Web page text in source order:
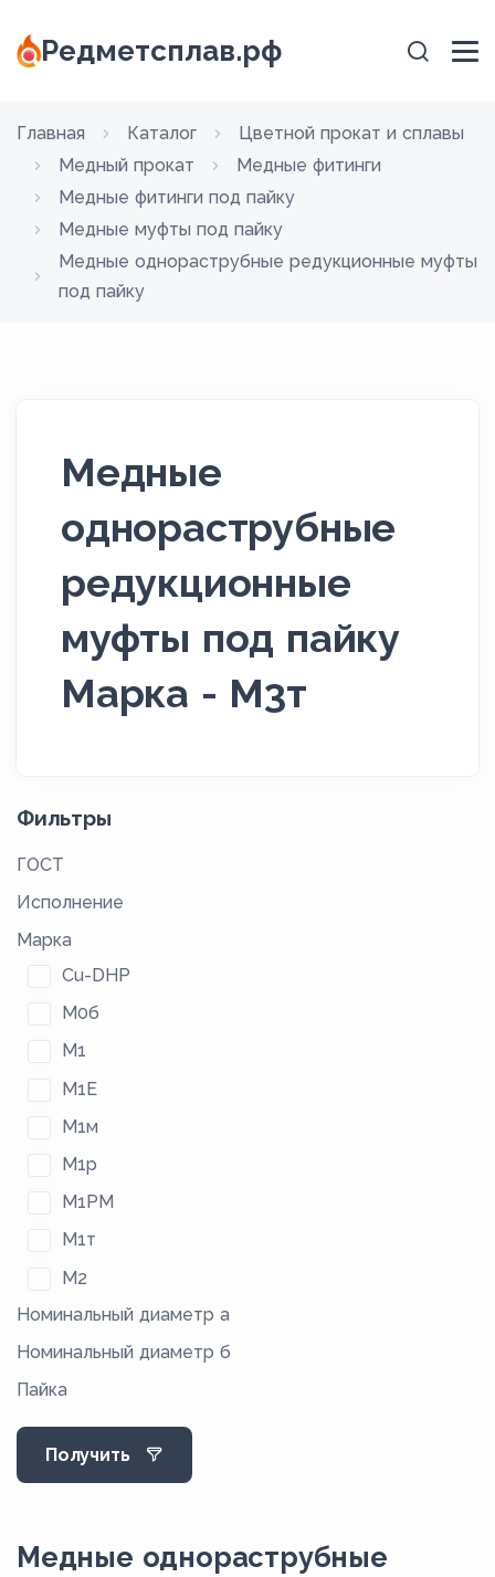
Редметсплав.рф
Главная Каталог
Цветной прокат и сплавы
Медный прокат
Медные фитинги
Медные фитинги под пайку
Медные муфты под пайку
Медные однораструбные редукционные муфты
под пайку
Медные
однораструбные
редукционные
муфты под пайку
Марка - М3т
Фильтры
ГОСТ
Исполнение
Марка
Cu-DHP
М0б
М1
М1Е
М1м
М1р
М1РМ
М1т
М2
М2м
М2р
М2РМ
М2т
М3
Номинальный диаметр а
Номинальный диаметр б
Пайка
Получить
Медные однораструбные